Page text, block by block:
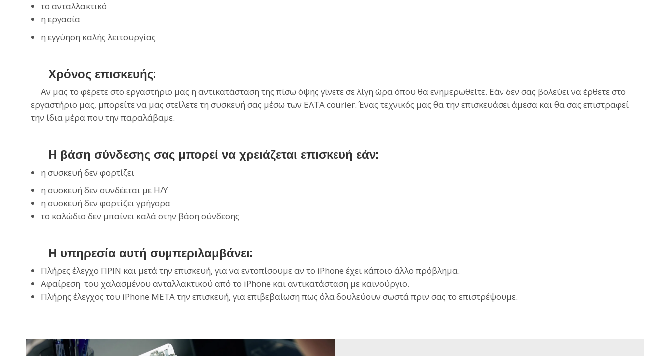
το ανταλλακτικό
η εργασία
η εγγύηση καλής λειτουργίας
Χρόνος επισκευής:
Αν μας το φέρετε στο εργαστήριο μας η αντικατάσταση της πίσω όψης γίνετε σε λίγη ώρα όπου θα ενημερωθείτε. Εάν δεν σας βολεύει να έρθετε στο
εργαστήριο μας, μπορείτε να μας στείλετε τη συσκευή σας μέσω των ΕΛΤΑ courier. Ένας τεχνικός μας θα την επισκευάσει άμεσα και θα σας επιστραφεί
την ίδια μέρα που την παραλάβαμε.
Η βάση σύνδεσης σας μπορεί να χρειάζεται επισκευή εάν:
η συσκευή δεν φορτίζει
η συσκευή δεν συνδέεται με Η/Υ
η συσκευή δεν φορτίζει γρήγορα
το καλώδιο δεν μπαίνει καλά στην βάση σύνδεσης
Η υπηρεσία αυτή συμπεριλαμβάνει:
Πλήρες έλεγχο ΠΡΙΝ και μετά την επισκευή, για να εντοπίσουμε αν το iPhone έχει κάποιο άλλο πρόβλημα.
Αφαίρεση του χαλασμένου ανταλλακτικού από το iPhone και αντικατάσταση με καινούργιο.
Πλήρης έλεγχος του iPhone ΜΕΤΑ την επισκευή, για επιβεβαίωση πως όλα δουλεύουν σωστά πριν σας το επιστρέψουμε.